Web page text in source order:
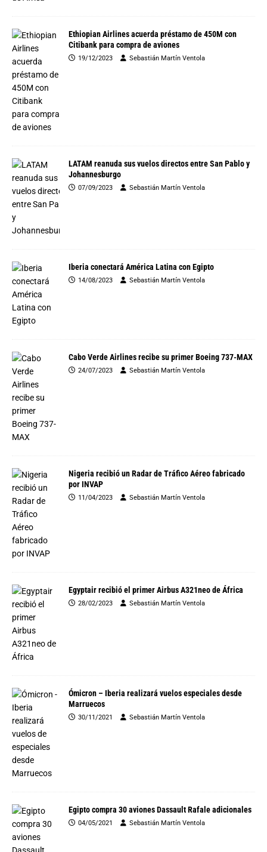
Ethiopian Airlines acuerda préstamo de 450M con
Citibank para compra de aviones
19/12/2023 Sebastián Martín Ventola
LATAM reanuda sus vuelos directos entre San Pablo y
Johannesburgo
07/09/2023 Sebastián Martín Ventola
Iberia conectará América Latina con Egipto
14/08/2023 Sebastián Martín Ventola
Cabo Verde Airlines recibe su primer Boeing 737-MAX
24/07/2023 Sebastián Martín Ventola
Nigeria recibió un Radar de Tráfico Aéreo fabricado
por INVAP
11/04/2023 Sebastián Martín Ventola
Egyptair recibió el primer Airbus A321neo de África
28/02/2023 Sebastián Martín Ventola
Ómicron – Iberia realizará vuelos especiales desde
Marruecos
30/11/2021 Sebastián Martín Ventola
Egipto compra 30 aviones Dassault Rafale adicionales
04/05/2021 Sebastián Martín Ventola